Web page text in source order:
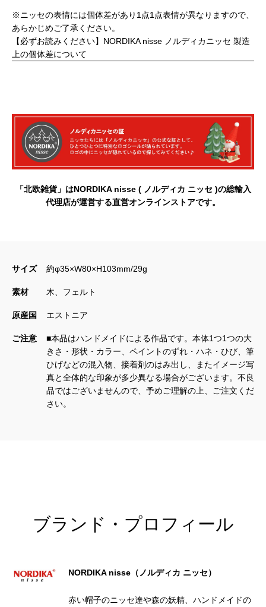
※ニッセの表情には個体差があり1点1点表情が異なりますので、
あらかじめご了承ください。
【必ずお読みください】NORDIKA nisse ノルディカニッセ 製造
上の個体差について
「北欧雑貨」はNORDIKA nisse ( ノルディカ ニッセ )の総輸入
代理店が運営する直営オンラインストアです。
サイズ 約φ35×W80×H103mm/29g
素材 木、フェルト
原産国 エストニア
ご注意
■本品はハンドメイドによる作品です。本体1つ1つの大
きさ・形状・カラー、ペイントのずれ・ハネ・ひび、筆
ひげなどの混入物、接着剤のはみ出し、またイメージ写
真と全体的な印象が多少異なる場合がございます。不良
品ではございませんので、予めご理解の上、ご注文くだ
さい。
ブランド ・プロフィール
NORDIKA nisse（ノルディカ ニッセ）
赤い帽子のニッセ達や森の妖精、ハンドメイドの